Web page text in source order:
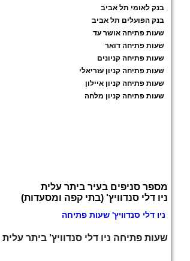
בנק לאומי תל אביב
בנק הפועלים תל אביב
שעות פתיחה אושר עד
שעות פתיחה דואר
שעות פתיחה קניונים
שעות פתיחה קניון עזריאלי
שעות פתיחה קניון איילון
שעות פתיחה קניון מלחה
מספר סניפים בעיר ביתר עלית
ניו דלי סנדוויץ' (בתי קפה ומסעדות)
ניו דלי סנדוויץ' שעות פתיחה
שעות פתיחה ניו דלי סנדוויץ' ביתר עלית